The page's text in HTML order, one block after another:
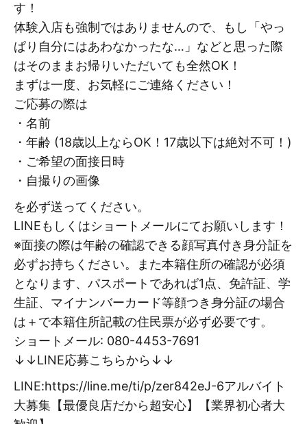
す！
体験入店も強制ではありませんので、もし「やっ
ぱり自分にはあわなかったな…」などと思った際
はそのままお帰りいただいても全然OK！
まずは一度、お気軽にご連絡ください！
ご応募の際は
・名前
・年齢 (18歳以上ならOK！17歳以下は絶対不可！)
・ご希望の面接日時
・自撮りの画像
を必ず送ってください。
LINEもしくはショートメールにてお願いします！
※面接の際は年齢の確認できる顔写真付き身分証を
必ずお持ちください。また本籍住所の確認が必須
となります、パスポートであれば1点、免許証、学
生証、マイナンバーカード等顔つき身分証の場合
は＋で本籍住所記載の住民票が必ず必要です。
ショートメール: 080-4453-7691
↓↓LINE応募こちらから↓↓
LINE:https://line.me/ti/p/zer842eJ-6アルバイト
大募集【最優良店だから超安心】【業界初心者大